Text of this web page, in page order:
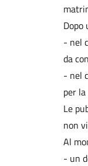
- nel
da
- nel
per
Le
non
Al
- un